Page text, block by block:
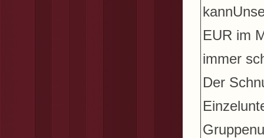
EUR im
immer
Der